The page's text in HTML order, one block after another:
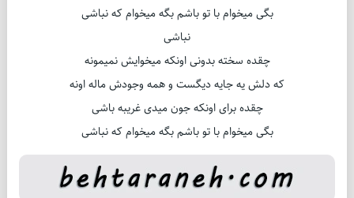
بگی میخوام با تو باشم بگه میخوام که نباشی
نباشی
چقده سخته بدونی اونکه میخوایش نمیمونه
که دلش یه جایه دیگست و همه وجودش ماله اونه
چقده برای اونکه جون میدی غریبه باشی
بگی میخوام با تو باشم بگه میخوام که نباشی